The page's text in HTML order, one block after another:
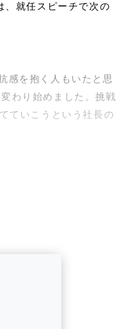
、就任スピーチで次の
感を抱く人もいたと思
わり始めました。挑戦
ていこうという社長の